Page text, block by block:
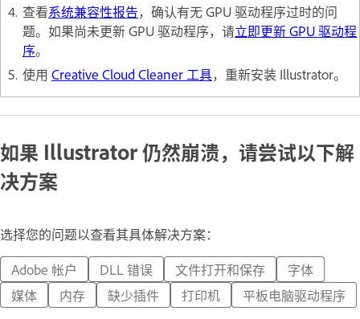
查看系统兼容性报告，确认有无 GPU 驱动程序过时的问
题。如果尚未更新 GPU 驱动程序，请立即更新 GPU 驱动程
序。
使用 Creative Cloud Cleaner 工具，重新安装 Illustrator。
如果 Illustrator 仍然崩溃，请尝试以下解
决方案
选择您的问题以查看其具体解决方案：
Adobe 帐户
DLL 错误 文件打开和保存
字体
媒体
内存 缺少插件 打印机 平板电脑驱动程序